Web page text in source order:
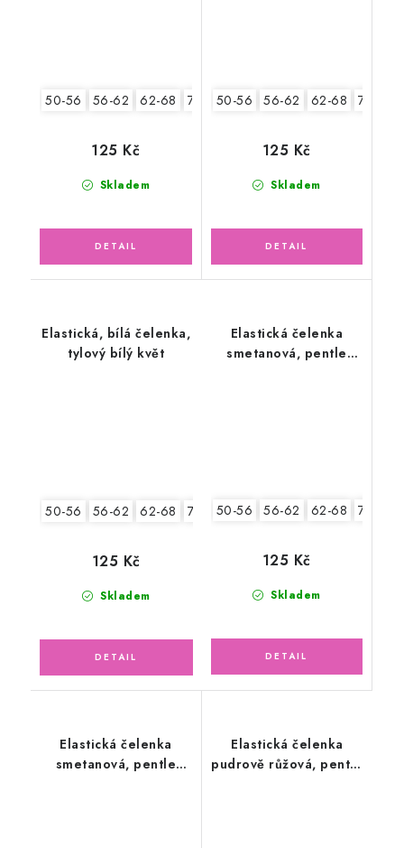
50-56 56-62 62-68 74-86
Skladem
125 Kč
50-56 56-62 62-68 74-86
Skladem
125 Kč
Elastická, bílá čelenka,
tylový bílý květ
50-56 56-62 62-68 74-86
Skladem
125 Kč
Elastická čelenka
smetanová, pentle
50-56 56-62 62-68 74-86
Skladem
125 Kč
Elastická čelenka
smetanová, pentle
Elastická čelenka
pudrově růžová, pentle